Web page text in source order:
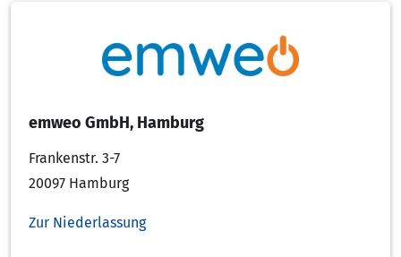
emweo GmbH, Hamburg
Frankenstr. 3-7
20097 Hamburg
Zur Niederlassung